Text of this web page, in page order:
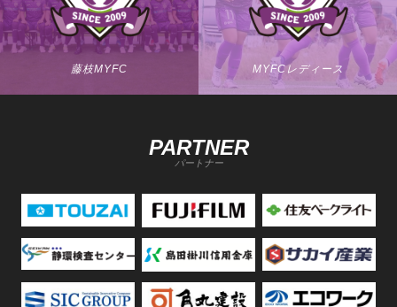
藤枝MYFC MYFCレディース
PARTNER
パートナー